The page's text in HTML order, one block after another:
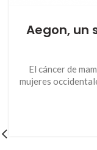
Aegon, un
El cáncer de
mujeres